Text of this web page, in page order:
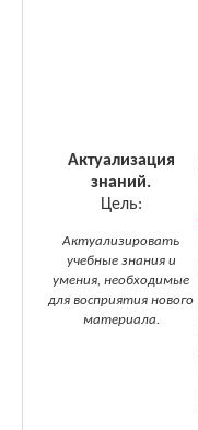
Актуализация
знаний.
Цель:
Актуализировать
учебные знания и
умения, необходимые
для восприятия нового
материала.